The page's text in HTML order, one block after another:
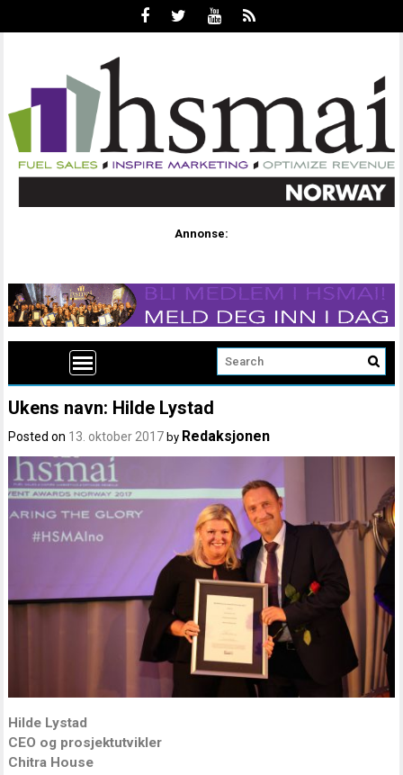
Annonse:
Ukens navn: Hilde Lystad
Posted on 13. oktober 2017 by Redaksjonen
Hilde Lystad
CEO og prosjektutvikler
Chitra House